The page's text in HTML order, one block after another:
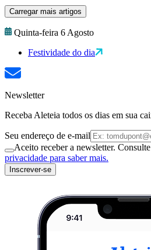
Carregar mais artigos
Quinta-feira 6 Agosto
Festividade do dia
Newsletter
Receba Aleteia todos os dias em sua
Seu endereço de e-mail
Aceito receber a newsletter. Consulte
privacidade para saber mais.
Inscrever-se